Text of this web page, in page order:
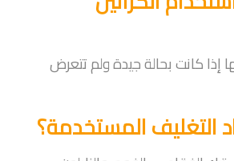
إذا كانت بحالة جيدة ولم تتعرض